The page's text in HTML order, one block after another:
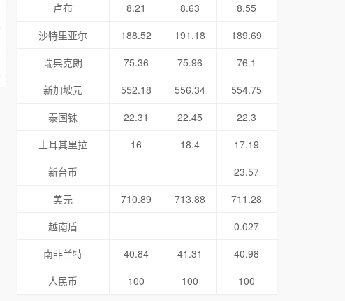
卢布
8.21 8.63
8.55
沙特里亚尔
188.52 191.18
189.69
瑞典克朗
75.36 75.96
76.1
新加坡元
552.18 556.34
554.75
泰国铢
22.31 22.45
22.3
土耳其里拉
16 18.4
17.19
新台币
23.57
美元
710.89 713.88
711.28
越南盾
0.027
南非兰特
40.84 41.31
40.98
人民币
100 100 100